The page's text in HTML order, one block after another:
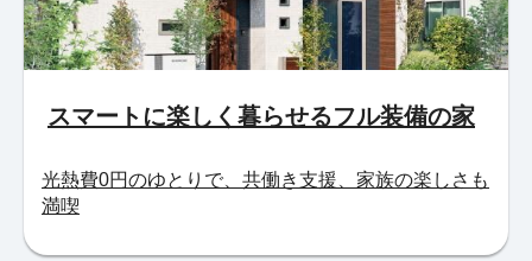
スマートに楽しく暮らせるフル装備の家
光熱費0円のゆとりで、共働き支援、家族の楽しさも
満喫